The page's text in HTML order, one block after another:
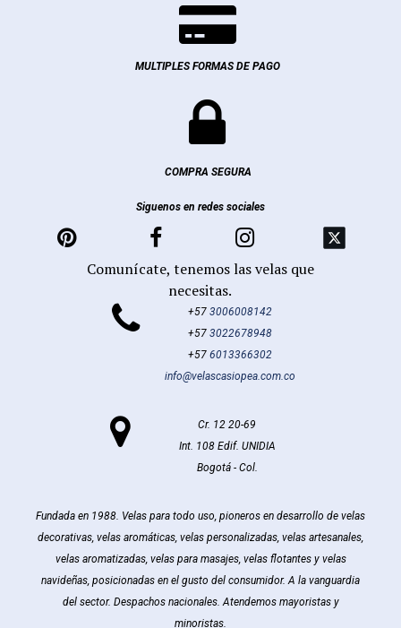

MULTIPLES FORMAS DE PAGO

COMPRA SEGURA
Siguenos en redes sociales
  
Comunícate, tenemos las velas que
necesitas.
 +573006008142
+573022678948
+576013366302
info@velascasiopea.com.co

Cr. 12 20-69
Int. 108 Edif. UNIDIA
Bogotá - Col.
Fundada en 1988. Velas para todo uso, pioneros en desarrollo de velas
decorativas, velas aromáticas, velas personalizadas, velas artesanales,
velas aromatizadas, velas para masajes, velas flotantes y velas
navideñas, posicionadas en el gusto del consumidor. A la vanguardia
del sector. Despachos nacionales. Atendemos mayoristas y
minoristas.